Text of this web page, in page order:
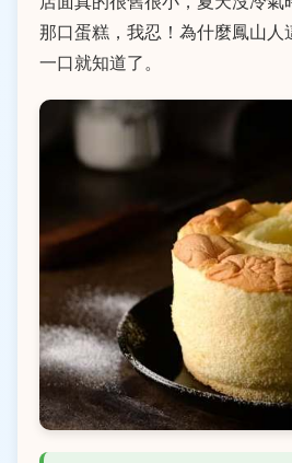
那口蛋糕，我忍！為什麼鳳山人
一口就知道了。